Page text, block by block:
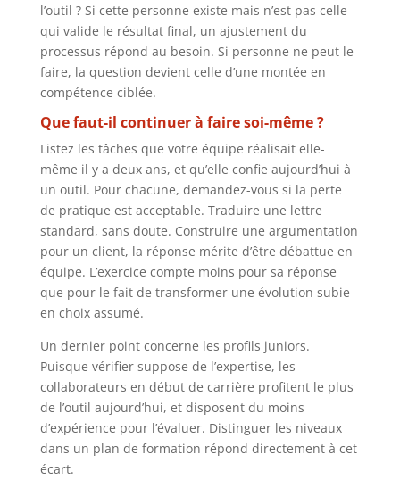
l’outil ? Si cette personne existe mais n’est pas celle
qui valide le résultat final, un ajustement du
processus répond au besoin. Si personne ne peut le
faire, la question devient celle d’une montée en
compétence ciblée.
Que faut-il continuer à faire soi-même ?
Listez les tâches que votre équipe réalisait elle-
même il y a deux ans, et qu’elle confie aujourd’hui à
un outil. Pour chacune, demandez-vous si la perte
de pratique est acceptable. Traduire une lettre
standard, sans doute. Construire une argumentation
pour un client, la réponse mérite d’être débattue en
équipe. L’exercice compte moins pour sa réponse
que pour le fait de transformer une évolution subie
en choix assumé.
Un dernier point concerne les profils juniors.
Puisque vérifier suppose de l’expertise, les
collaborateurs en début de carrière profitent le plus
de l’outil aujourd’hui, et disposent du moins
d’expérience pour l’évaluer. Distinguer les niveaux
dans un plan de formation répond directement à cet
écart.